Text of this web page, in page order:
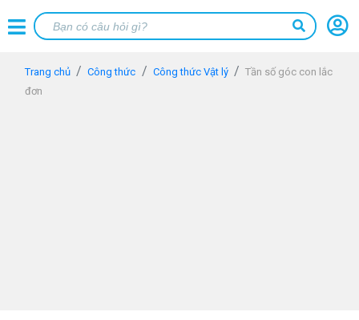
Trang chủ Công thức Công thức Vật lý
Tần số góc con lắc
đơn